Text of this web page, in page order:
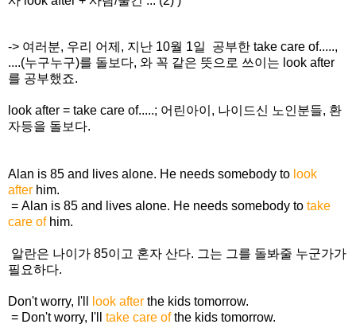
-> 여러분, 우리 어제, 지난 10월 1일 공부한 take care of.....,
....(누구누구)를 돌보다, 와 꼭 같은 뜻으로 쓰이는 look after
를 공부했죠.
look after = take care of.....; 어린아이, 나이드신 노인분들, 환
자등을 돌보다.
Alan is 85 and lives alone. He needs somebody to look
after him.
= Alan is 85 and lives alone. He needs somebody to take
care of him.
알란은 나이가 85이고 혼자 산다. 그는 그를 돌봐줄 누군가가
필요하다.
Don't worry, I'll look after the kids tomorrow.
= Don't worry, I'll take care ofthe kids tomorrow.